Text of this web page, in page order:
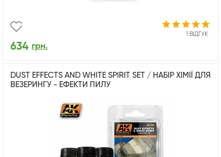
1 ВІДГУК
634 грн.
DUST EFFECTS AND WHITE SPIRIT SET / НАБІР ХІМІЇ ДЛЯ
ВЕЗЕРИНГУ - ЕФЕКТИ ПИЛУ